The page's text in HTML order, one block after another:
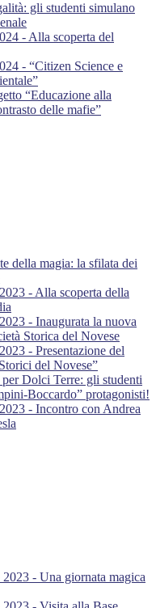
gli studenti simulano
- Alla scoperta del
- “Citizen Science e
“Educazione alla
delle mafie”
della magia: la sfilata dei
- Alla scoperta della
- Inaugurata la nuova
Storica del Novese
- Presentazione del
del Novese”
Dolci Terre: gli studenti
Boccardo” protagonisti!
- Incontro con Andrea
- Una giornata magica